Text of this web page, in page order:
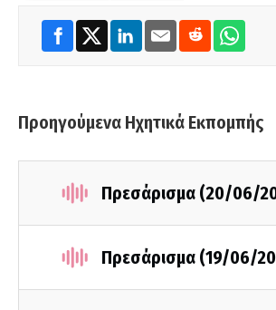
Προηγούμενα Ηχητικά Εκπομπής
Πρεσάρισμα (20/06/
Πρεσάρισμα (19/06/